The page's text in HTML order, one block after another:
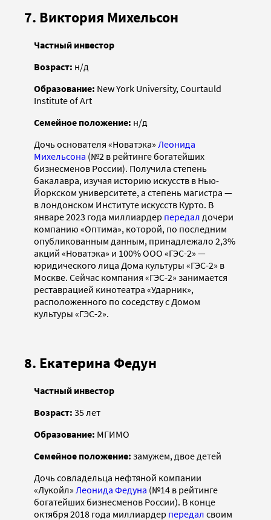
7. Виктория Михельсон
Частный инвестор
Возраст: н/д
Образование: New York University, Courtauld
Institute of Art
Семейное положение: н/д
Дочь основателя «Новатэка» Леонида
Михельсона (№2 в рейтинге богатейших
бизнесменов России). Получила степень
бакалавра, изучая историю искусств в Нью-
Йоркском университете, а степень магистра —
в лондонском Институте искусств Курто. В
январе 2023 года миллиардер передал дочери
компанию «Оптима», которой, по последним
опубликованным данным, принадлежало 2,3%
акций «Новатэка» и 100% ООО «ГЭС-2» —
юридического лица Дома культуры «ГЭС-2» в
Москве. Сейчас компания «ГЭС-2» занимается
реставрацией кинотеатра «Ударник»,
расположенного по соседству с Домом
культуры «ГЭС-2».
8. Екатерина Федун
Частный инвестор
Возраст: 35 лет
Образование: МГИМО
Семейное положение: замужем, двое детей
Дочь совладельца нефтяной компании
«Лукойл» Леонида Федуна (№14 в рейтинге
богатейших бизнесменов России). В конце
октября 2018 года миллиардер передал своим